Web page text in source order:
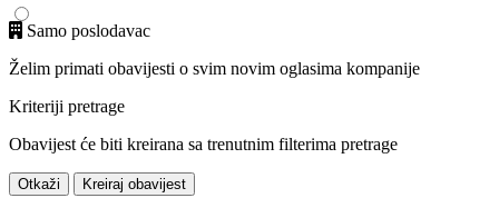
Samo poslodavac
Želim primati obavijesti o svim novim oglasima kompanije
Kriteriji pretrage
Obavijest će biti kreirana sa trenutnim filterima pretrage
Otkaži Kreiraj obavijest